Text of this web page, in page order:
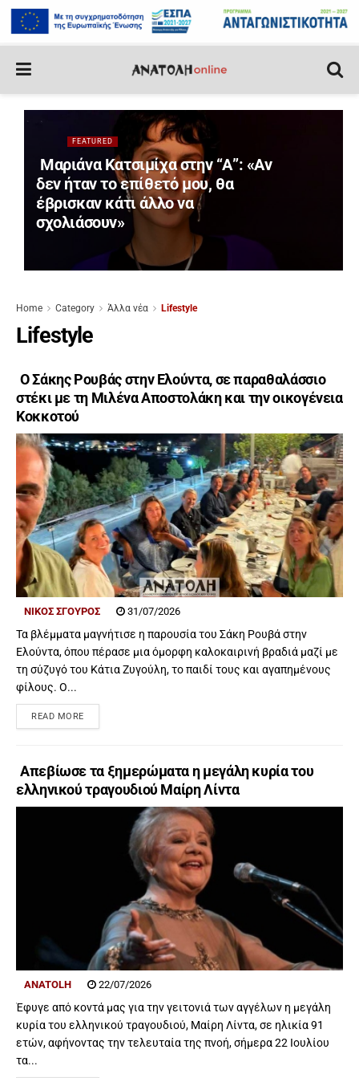
FEATURED
Μαριάνα Κατσιμίχα στην “Α”: «Αν
δεν ήταν το επίθετό μου, θα
έβρισκαν κάτι άλλο να
σχολιάσουν»
Home Category Άλλα νέα Lifestyle
Lifestyle
Ο Σάκης Ρουβάς στην Ελούντα, σε παραθαλάσσιο
στέκι με τη Μιλένα Αποστολάκη και την οικογένεια
Κοκκοτού
ΝΊΚΟΣ ΣΓΟΥΡΌΣ 31/07/2026
Τα βλέμματα μαγνήτισε η παρουσία του Σάκη Ρουβά στην
Ελούντα, όπου πέρασε μια όμορφη καλοκαιρινή βραδιά μαζί με
τη σύζυγό του Κάτια Ζυγούλη, το παιδί τους και αγαπημένους
φίλους. Ο...
READ MORE
Απεβίωσε τα ξημερώματα η μεγάλη κυρία του
ελληνικού τραγουδιού Μαίρη Λίντα
ANATOLH 22/07/2026
Έφυγε από κοντά μας για την γειτονιά των αγγέλων η μεγάλη
κυρία του ελληνικού τραγουδιού, Μαίρη Λίντα, σε ηλικία 91
ετών, αφήνοντας την τελευταία της πνοή, σήμερα 22 Ιουλίου
τα...